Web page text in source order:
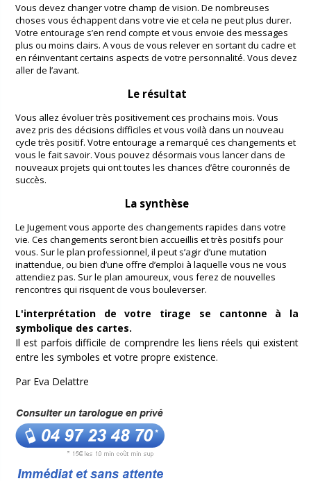
Vous devez changer votre champ de vision. De nombreuses
choses vous échappent dans votre vie et cela ne peut plus durer.
Votre entourage s’en rend compte et vous envoie des messages
plus ou moins clairs. A vous de vous relever en sortant du cadre et
en réinventant certains aspects de votre personnalité. Vous devez
aller de l’avant.
Le résultat
Vous allez évoluer très positivement ces prochains mois. Vous
avez pris des décisions difficiles et vous voilà dans un nouveau
cycle très positif. Votre entourage a remarqué ces changements et
vous le fait savoir. Vous pouvez désormais vous lancer dans de
nouveaux projets qui ont toutes les chances d’être couronnés de
succès.
La synthèse
Le Jugement vous apporte des changements rapides dans votre
vie. Ces changements seront bien accueillis et très positifs pour
vous. Sur le plan professionnel, il peut s’agir d’une mutation
inattendue, ou bien d’une offre d’emploi à laquelle vous ne vous
attendiez pas. Sur le plan amoureux, vous ferez de nouvelles
rencontres qui risquent de vous bouleverser.
L'interprétation de votre tirage se cantonne à la
symbolique des cartes.
Il est parfois difficile de comprendre les liens réels qui existent
entre les symboles et votre propre existence.
Par Eva Delattre